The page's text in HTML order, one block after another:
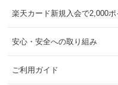
楽天カード新規入会で2,000ポ
安心・安全への取り組み
ご利用ガイド